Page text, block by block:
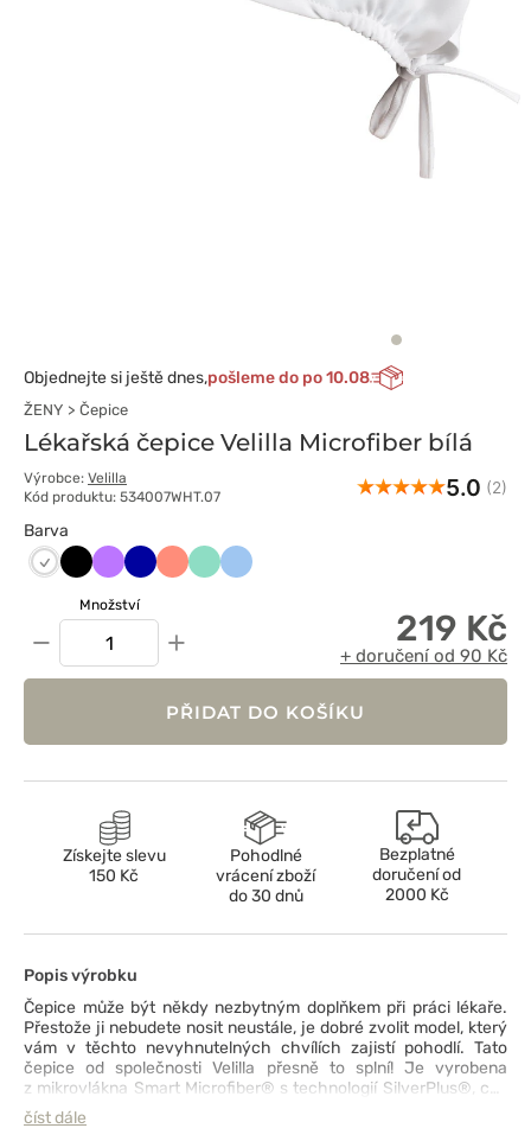
Objednejte si ještě dnes,pošleme do po 10.08
ŽENY Čepice
Lékařská čepice Velilla Microfiber bílá
Výrobce: Velilla
Kód produktu: 534007WHT.07
5.0 (2)
Barva
Biały CzarnyFioletowyGranatowy
KoralowyMiętowyNiebieski
Množství
− + 219 Kč
+ doručení od 90 Kč
PŘIDAT DO KOŠÍKU
Získejte slevu
150 Kč
Pohodlné
vrácení zboží
do 30 dnů
Bezplatné
doručení od
2000 Kč
Popis výrobku
Čepice může být někdy nezbytným doplňkem při práci lékaře.
Přestože ji nebudete nosit neustále, je dobré zvolit model, který
vám v těchto nevyhnutelných chvílích zajistí pohodlí. Tato
čepice od společnosti Velilla přesně to splní! Je vyrobena
z mikrovlákna Smart Microfiber® s technologií SilverPlus®, což
znamená, že je nepromokavá, prodyšná, měkká na dotek
a poskytuje antibakteriální ochranu a ochranu proti zápachu.
číst dále